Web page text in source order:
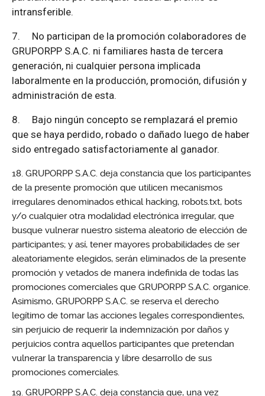
intransferible.
7. No participan de la promoción colaboradores de
GRUPORPP S.A.C. ni familiares hasta de tercera
generación, ni cualquier persona implicada
laboralmente en la producción, promoción, difusión y
administración de esta.
8. Bajo ningún concepto se remplazará el premio
que se haya perdido, robado o dañado luego de haber
sido entregado satisfactoriamente al ganador.
GRUPORPP S.A.C. deja constancia que los participantes
de la presente promoción que utilicen mecanismos
irregulares denominados ethical hacking, robots.txt, bots
y/o cualquier otra modalidad electrónica irregular, que
busque vulnerar nuestro sistema aleatorio de elección de
participantes; y así, tener mayores probabilidades de ser
aleatoriamente elegidos, serán eliminados de la presente
promoción y vetados de manera indefinida de todas las
promociones comerciales que GRUPORPP S.A.C. organice.
Asimismo, GRUPORPP S.A.C. se reserva el derecho
legítimo de tomar las acciones legales correspondientes,
sin perjuicio de requerir la indemnización por daños y
perjuicios contra aquellos participantes que pretendan
vulnerar la transparencia y libre desarrollo de sus
promociones comerciales.
GRUPORPP S.A.C. deja constancia que, una vez